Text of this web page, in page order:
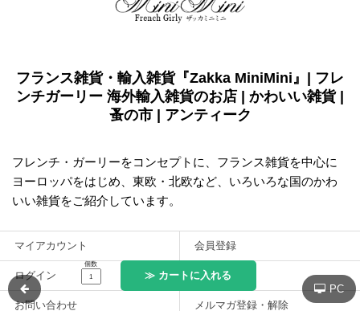
個数
≫ カートに入れる
フランス雑貨・輸入雑貨『Zakka MiniMini』| フレ
ンチガーリー 海外輸入雑貨のお店 | かわいい雑貨 |
蚤の市 | アンティーク
フレンチ・ガーリーをコンセプトに、フランス雑貨を中心に
ヨーロッパをはじめ、東欧・北欧など、いろいろな国のかわ
いい雑貨をご紹介しています。
マイアカウント 会員登録
ログイン カートを見る
お問い合わせ メルマガ登録・解除
PC